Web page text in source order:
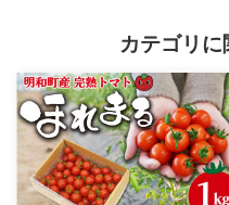
カテゴリ